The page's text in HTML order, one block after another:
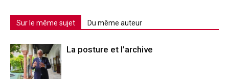
Sur le même sujet Du même auteur
La posture et l’archive